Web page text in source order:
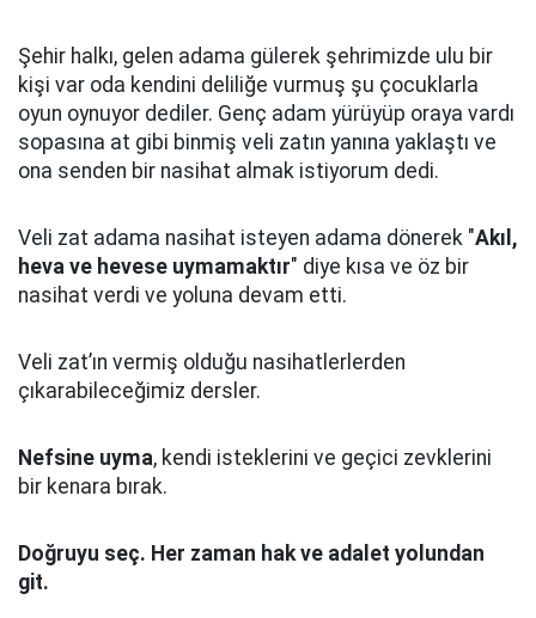
Şehir halkı, gelen adama gülerek şehrimizde ulu bir
kişi var oda kendini deliliğe vurmuş şu çocuklarla
oyun oynuyor dediler. Genç adam yürüyüp oraya vardı
sopasına at gibi binmiş veli zatın yanına yaklaştı ve
ona senden bir nasihat almak istiyorum dedi.
Veli zat adama nasihat isteyen adama dönerek "Akıl,
heva ve hevese uymamaktır" diye kısa ve öz bir
nasihat verdi ve yoluna devam etti.
Veli zat’ın vermiş olduğu nasihatlerlerden
çıkarabileceğimiz dersler.
Nefsine uyma, kendi isteklerini ve geçici zevklerini
bir kenara bırak.
Doğruyu seç. Her zaman hak ve adalet yolundan
git.